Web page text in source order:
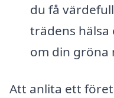
du få
trädens
om din gröna
Att anlita ett